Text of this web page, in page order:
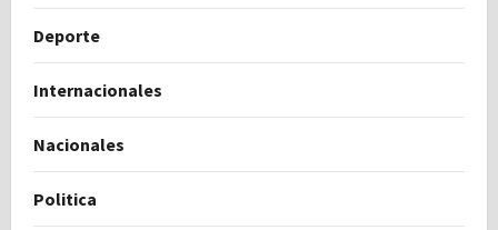
Deporte
Internacionales
Nacionales
Politica